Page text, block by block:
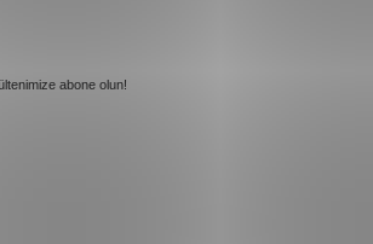
abone olun!